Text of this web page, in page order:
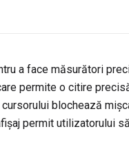
a face măsurători
permite o citire
blochează
permit utilizatorului